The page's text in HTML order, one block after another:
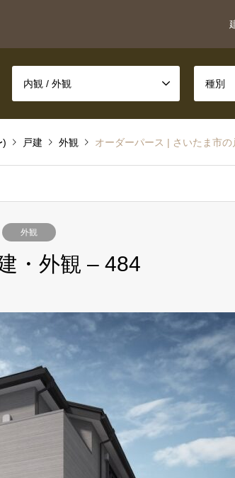
内観 / 外観 種別
) 戸建 外観 オーダーパース | さいたま市
外観
・外観 – 484